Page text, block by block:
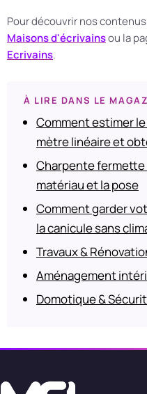
Pour découvrir nos
Maisons d'écrivainsou la
Ecrivains.
À LIRE DANS LE
Comment estimer le
mètre linéaire et
Charpente fermette
matériau et la pose
Comment garder
la canicule sans
Travaux &
Aménagement
Domotique &